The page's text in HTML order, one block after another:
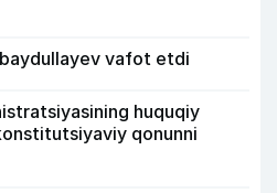
vafot etdi
huquqiy
qonunni